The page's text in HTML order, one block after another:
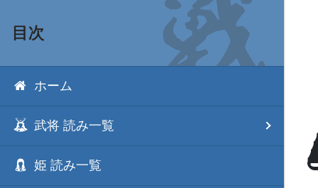
目次
ホーム
武将 読み一覧
姫 読み一覧